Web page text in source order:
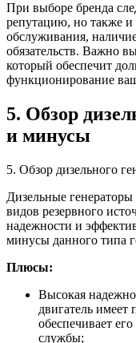
При выборе бренда
репутацию, но также и
обслуживания,
обязательств. Важно
который обеспечит
функционирование
5. Обзор
и минусы
5. Обзор дизельного
Дизельные
видов резервного
надежности и
минусы данного типа
Плюсы:
Высокая
двигатель
обеспечивает
службы;